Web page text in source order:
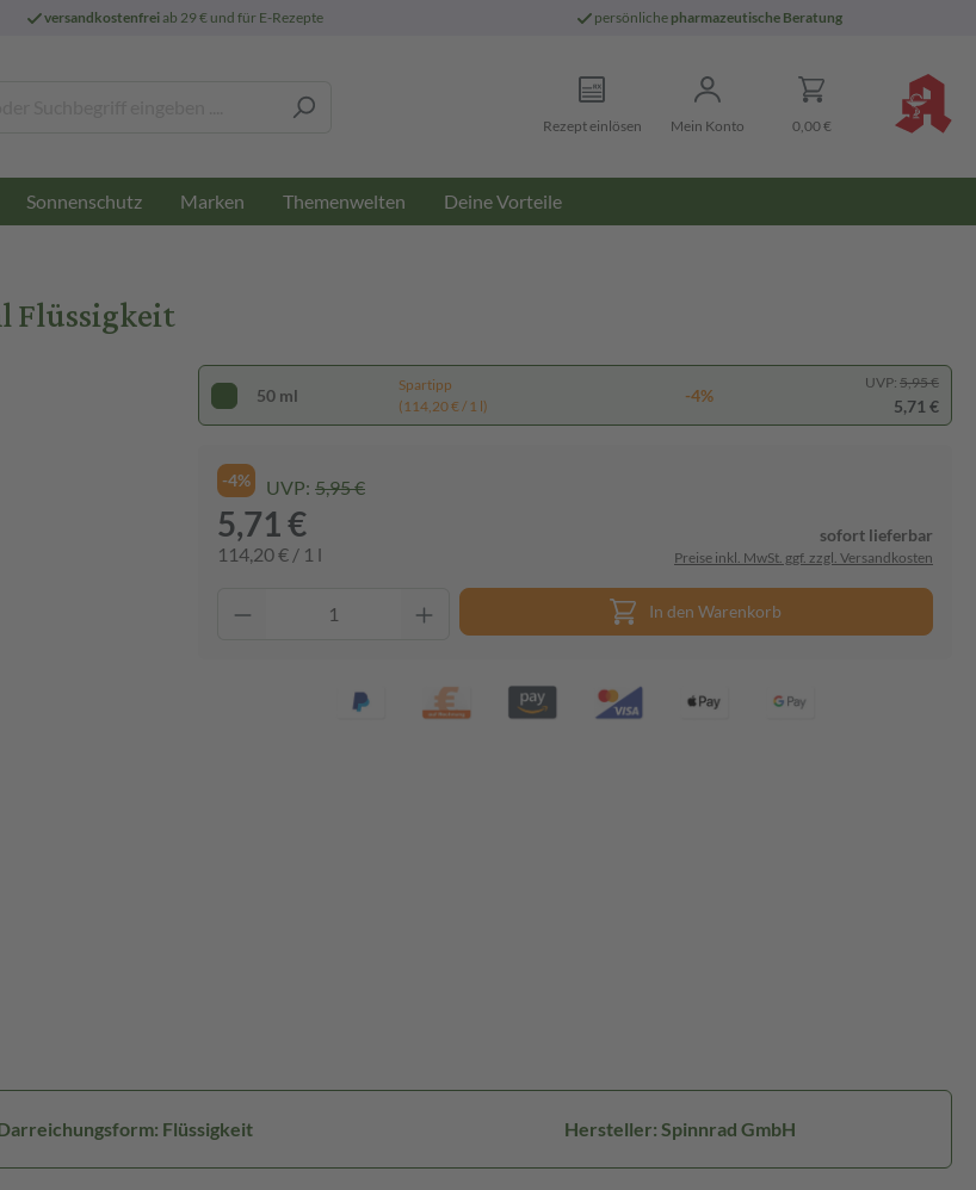
versandkostenfreiab 29 € und für E-Rezepte persönliche pharmazeutische Beratung
Rezept einlösen Mein Konto 0,00 €
Sonnenschutz Marken Themenwelten Deine Vorteile
Flüssigkeit
50 ml
Spartipp
(114,20 € / 1 l)
-4%
UVP: 5,95 €
5,71 €
-4% UVP: 5,95 €
5,71 €
114,20 € / 1 l
sofort lieferbar
Preise inkl. MwSt. ggf. zzgl. Versandkosten
In den Warenkorb
Flüssigkeit Hersteller: Spinnrad GmbH